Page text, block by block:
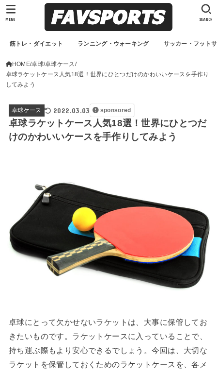
筋トレ・ダイエット ランニング・ウォーキング サッカー・フット
SEARCH
MENU
HOME 卓球 卓球ケース
卓球ラケットケース人気18選！世界にひとつだけのかわいいケースを手作り
してみよう
卓球ケース 2022.03.03 sponsored
卓球ラケットケース人気18選！世界にひとつだ
けのかわいいケースを手作りしてみよう
卓球にとって欠かせないラケットは、大事に保管してお
きたいものです。ラケットケースに入っていることで、
持ち運ぶ際もより安心できるでしょう。今回は、大切な
ラケットを保管しておくためのラケットケースを、各メ